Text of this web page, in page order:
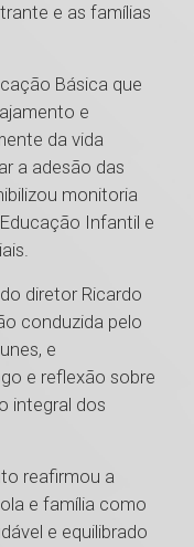
e as famílias
Básica que
e
da vida
a adesão das
monitoria
Infantil e
diretor Ricardo
conduzida pelo
e
e reflexão sobre
integral dos
reafirmou a
e família como
e equilibrado